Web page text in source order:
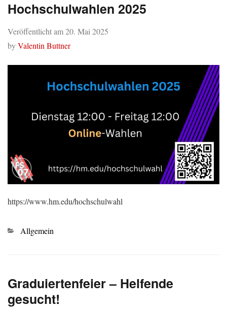
Hochschulwahlen 2025
Veröffentlicht am20. Mai 2025
byValentin Buttner
https://www.hm.edu/hochschulwahl
Kategorien
Allgemein
Graduiertenfeier – Helfende
gesucht!